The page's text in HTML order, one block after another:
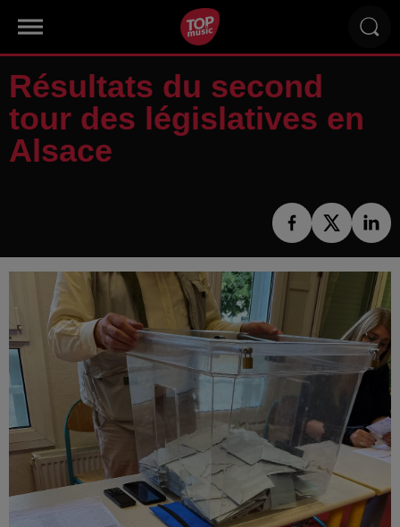
Résultats du second
tour des législatives en
Alsace